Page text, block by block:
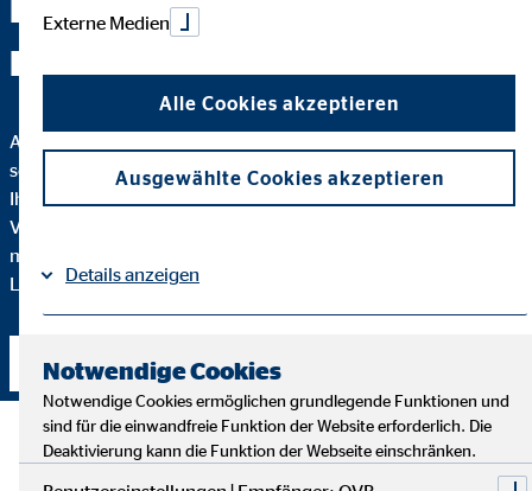
Durchblick im
Finanzdschungel.
Auf dem Finanzmarkt gibt es so viele Produkte, dass man
schnell den Überblick verliert. Ich helfe Ihnen dabei, die zu
Ihnen passende Lösung zu finden. Produktvergleiche und
Vertragsabwicklungen können Sie mit gutem Gewissen in
meine Hände legen – und haben so mehr Zeit für die Dinge im
Leben, die Ihnen wichtig sind.
Kontakt aufnehmen
Externe Medien
Alle Cookies akzeptieren
Ausgewählte Cookies akzeptieren
Details anzeigen
Notwendige Cookies
Notwendige Cookies ermöglichen grundlegende Funktionen und
sind für die einwandfreie Funktion der Website erforderlich. Die
Deaktivierung kann die Funktion der Webseite einschränken.